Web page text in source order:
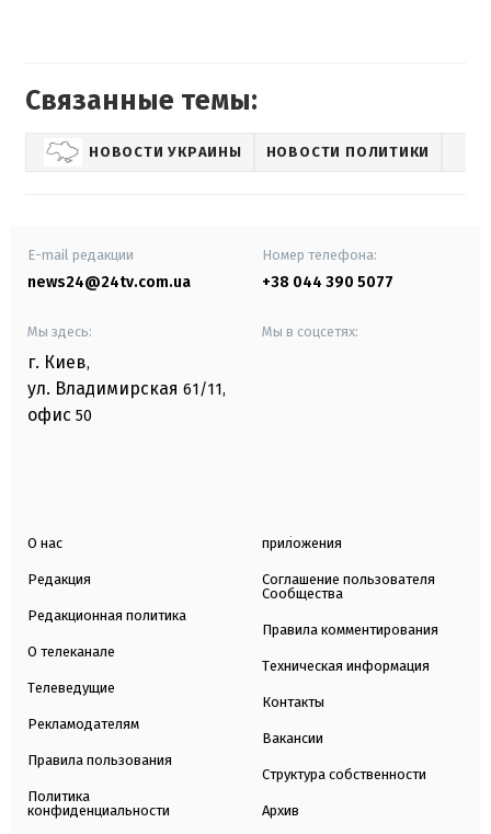
Связанные темы:
НОВОСТИ УКРАИНЫ НОВОСТИ ПОЛИТИКИ
E-mail редакции
news24@24tv.com.ua
Номер телефона:
+38 044 390 5077
Мы здесь:
г. Киев,
ул. Владимирская 61/11,
офис 50
Мы в соцсетях:
О нас
Редакция
Редакционная политика
О телеканале
Телеведущие
Рекламодателям
Правила пользования
Политика
конфиденциальности
приложения
Соглашение пользователя
Сообщества
Правила комментирования
Техническая информация
Контакты
Вакансии
Структура собственности
Архив